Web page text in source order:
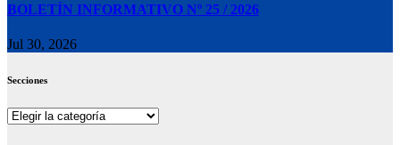
BOLETÍN INFORMATIVO Nº 25 / 2026
Jul 30, 2026
Secciones
Secciones